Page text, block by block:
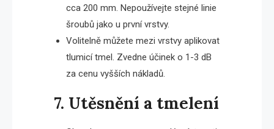
cca 200 mm. Nepoužívejte stejné linie
šroubů jako u první vrstvy.
Volitelně můžete mezi vrstvy aplikovat
tlumicí tmel. Zvedne účinek o 1-3 dB
za cenu vyšších nákladů.
7. Utěsnění a tmelení